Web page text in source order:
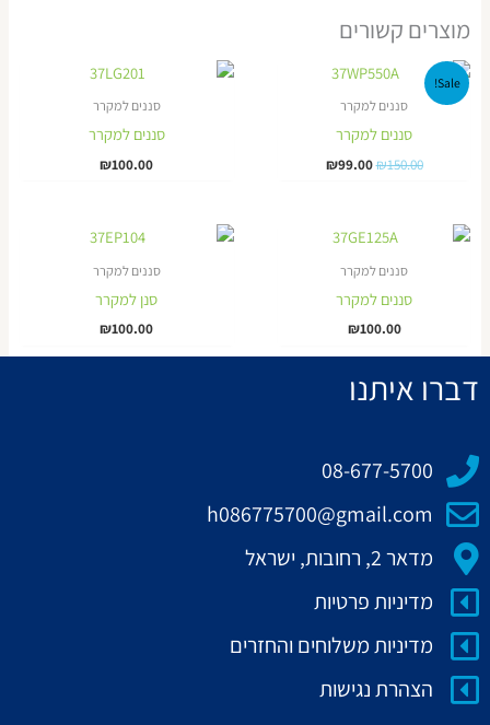
מוצרים קשורים
Sale!
סננים למקרר
סננים למקרר
₪150.00
המחיר
היה:
₪150.00.
₪99.00
סננים למקרר
סננים למקרר
₪100.00
סננים למקרר
סננים למקרר
₪100.00
סננים למקרר
סנן למקרר
₪100.00
דברו איתנו
08-677-5700
h086775700@gmail.com
מדאר 2, רחובות, ישראל
מדיניות פרטיות
מדיניות משלוחים והחזרים
הצהרת נגישות